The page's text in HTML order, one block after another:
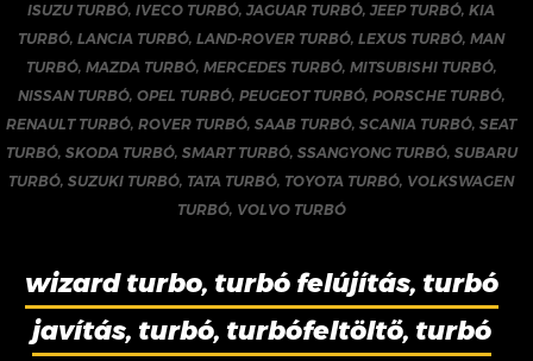
ISUZU TURBÓ,IVECO TURBÓ,JAGUAR TURBÓ,JEEP TURBÓ,KIA
TURBÓ,LANCIA TURBÓ,LAND-ROVER TURBÓ,LEXUS TURBÓ,MAN
TURBÓ, MAZDA TURBÓ, MERCEDES TURBÓ, MITSUBISHI TURBÓ,
NISSAN TURBÓ, OPEL TURBÓ, PEUGEOT TURBÓ, PORSCHE TURBÓ,
RENAULT TURBÓ,ROVER TURBÓ,SAAB TURBÓ,SCANIA TURBÓ,SEAT
TURBÓ, SKODA TURBÓ, SMART TURBÓ, SSANGYONG TURBÓ, SUBARU
TURBÓ,SUZUKI TURBÓ, TATA TURBÓ, TOYOTA TURBÓ, VOLKSWAGEN
TURBÓ, VOLVO TURBÓ
wizard turbo, turbó felújítás, turbó
javítás, turbó, turbófeltöltő, turbó